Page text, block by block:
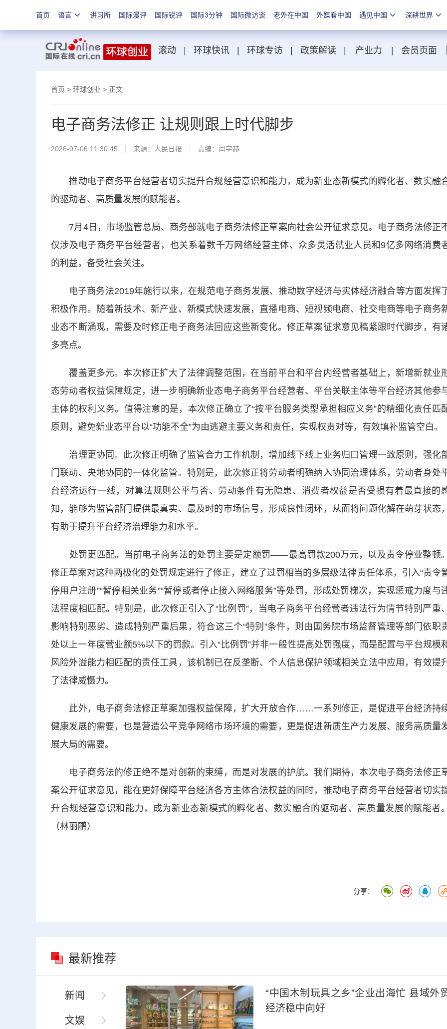
首页 语言 讲习所 国际漫评 国际锐评 国际3分钟 国际微访谈 老外在中国 外媒看中国 遇见中国 深耕世界
滚动 环球快讯 环球专访 政策解读 产业力 会员页面
首页 > 环球创业 > 正文
电子商务法修正 让规则跟上时代脚步
2026-07-06 11:30:45 来源： 人民日报 责编：闫宇赫
推动电子商务平台经营者切实提升合规经营意识和能力，成为新业态新模式的孵化者、数实融
的驱动者、高质量发展的赋能者。
7月4日，市场监管总局、商务部就电子商务法修正草案向社会公开征求意见。电子商务法修正
仅涉及电子商务平台经营者，也关系着数千万网络经营主体、众多灵活就业人员和9亿多网络消费
的利益，备受社会关注。
电子商务法2019年施行以来，在规范电子商务发展、推动数字经济与实体经济融合等方面发挥
积极作用。随着新技术、新产业、新模式快速发展，直播电商、短视频电商、社交电商等电子商务
业态不断涌现，需要及时修正电子商务法回应这些新变化。修正草案征求意见稿紧跟时代脚步，有
多亮点。
覆盖更多元。本次修正扩大了法律调整范围，在当前平台和平台内经营者基础上，新增新就业
态劳动者权益保障规定，进一步明确新业态电子商务平台经营者、平台关联主体等平台经济其他参
主体的权利义务。值得注意的是，本次修正确立了“按平台服务类型承担相应义务”的精细化责任匹
原则，避免新业态平台以“功能不全”为由逃避主要义务和责任，实现权责对等，有效填补监管空白。
治理更协同。此次修正明确了监管合力工作机制，增加线下线上业务归口管理一致原则，强化
门联动、央地协同的一体化监管。特别是，此次修正将劳动者明确纳入协同治理体系，劳动者身处
台经济运行一线，对算法规则公平与否、劳动条件有无隐患、消费者权益是否受损有着最直接的
知，能够为监管部门提供最真实、最及时的市场信号，形成良性闭环，从而将问题化解在萌芽状态
有助于提升平台经济治理能力和水平。
处罚更匹配。当前电子商务法的处罚主要是定额罚——最高罚款200万元，以及责令停业整顿
修正草案对这种两极化的处罚规定进行了修正，建立了过罚相当的多层级法律责任体系，引入“责令
停用户注册”“暂停相关业务”“暂停或者停止接入网络服务”等处罚，形成处罚梯次，实现惩戒力度与
法程度相匹配。特别是，此次修正引入了“比例罚”，当电子商务平台经营者违法行为情节特别严重
影响特别恶劣、造成特别严重后果，符合这三个“特别”条件，则由国务院市场监督管理等部门依职
处以上一年度营业额5%以下的罚款。引入“比例罚”并非一般性提高处罚强度，而是配置与平台规模
风险外溢能力相匹配的责任工具，该机制已在反垄断、个人信息保护领域相关立法中应用，有效提
了法律威慑力。
此外，电子商务法修正草案加强权益保障，扩大开放合作……一系列修正，是促进平台经济持
健康发展的需要，也是营造公平竞争网络市场环境的需要，更是促进新质生产力发展、服务高质量
展大局的需要。
电子商务法的修正绝不是对创新的束缚，而是对发展的护航。我们期待，本次电子商务法修正
案公开征求意见，能在更好保障平台经济各方主体合法权益的同时，推动电子商务平台经营者切实
升合规经营意识和能力，成为新业态新模式的孵化者、数实融合的驱动者、高质量发展的赋能者
（林丽鹂）
分享：
最新推荐
新闻
文娱
“中国木制玩具之乡”企业出海忙 县域外
经济稳中向好